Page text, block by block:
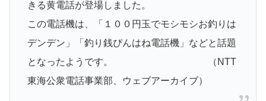
きる黄電話が登場しました。
この電話機は、「１００円玉でモシモシお釣りは
デンデン」「釣り銭ぴんはね電話機」などと話題
となったようです。
（NTT
東海公衆電話事業部、ウェブアーカイブ）